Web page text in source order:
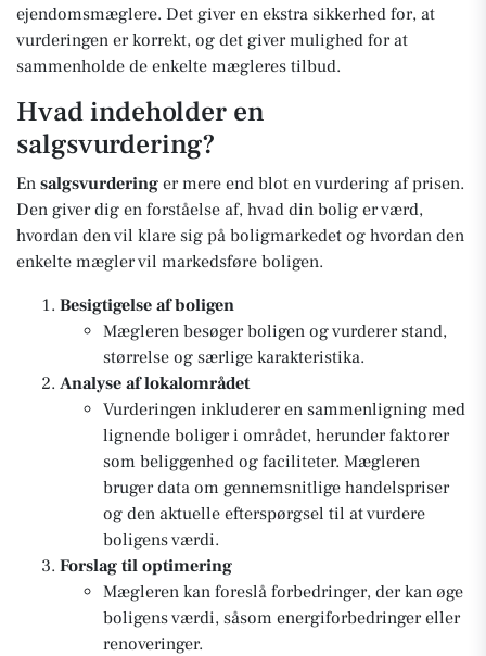
ejendomsmæglere. Det giver en ekstra sikkerhed for, at
vurderingen er korrekt, og det giver mulighed for at
sammenholde de enkelte mægleres tilbud.
Hvad indeholder en
salgsvurdering?
En salgsvurdering er mere end blot en vurdering af prisen.
Den giver dig en forståelse af, hvad din bolig er værd,
hvordan den vil klare sig på boligmarkedet og hvordan den
enkelte mægler vil markedsføre boligen.
Besigtigelse af boligen
Mægleren besøger boligen og vurderer stand,
størrelse og særlige karakteristika.
Analyse af lokalområdet
Vurderingen inkluderer en sammenligning med
lignende boliger i området, herunder faktorer
som beliggenhed og faciliteter. Mægleren
bruger data om gennemsnitlige handelspriser
og den aktuelle efterspørgsel til at vurdere
boligens værdi.
Forslag til optimering
Mægleren kan foreslå forbedringer, der kan øge
boligens værdi, såsom energiforbedringer eller
renoveringer.